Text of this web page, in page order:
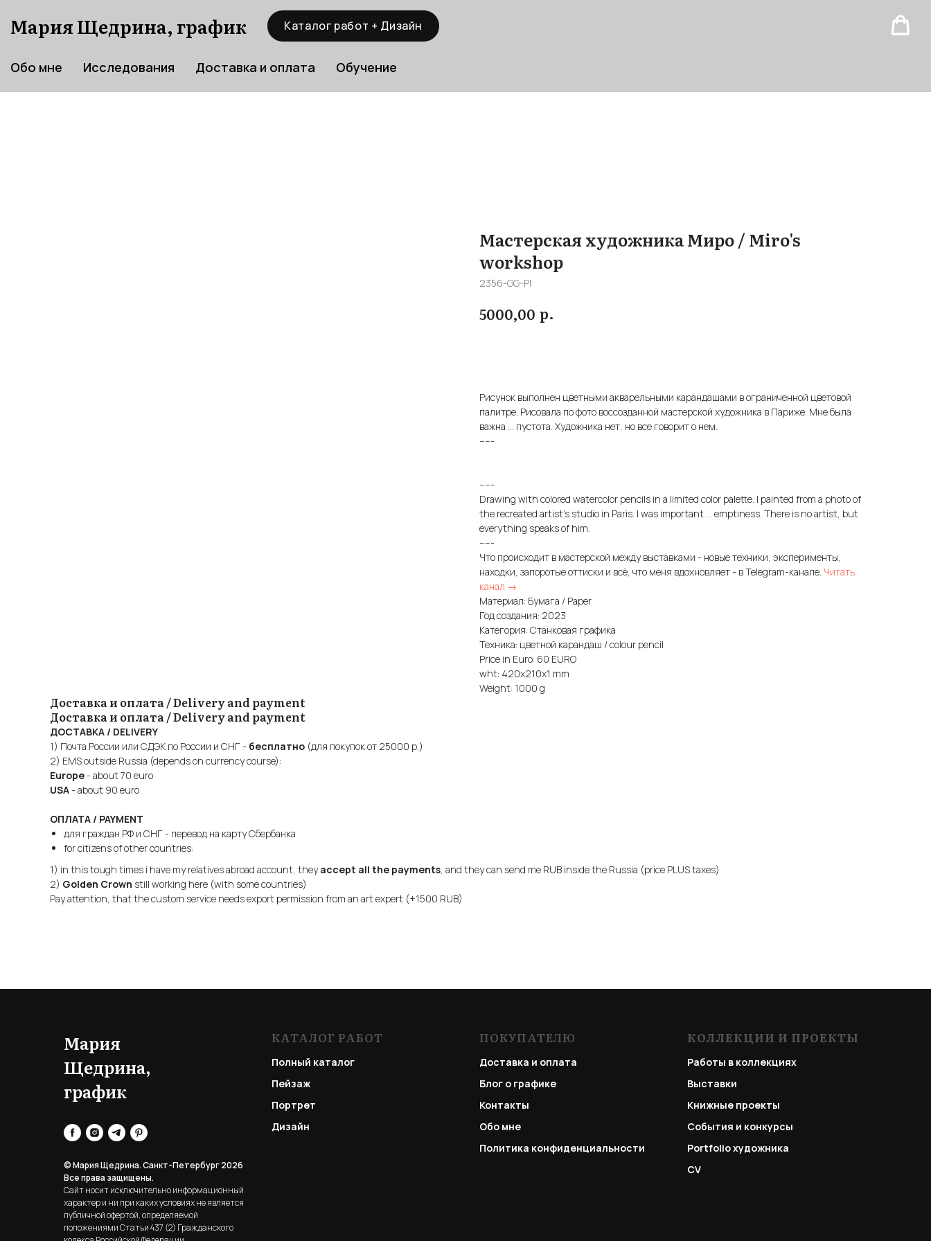
Мария Щедрина, график Каталог работ + Дизайн
Обо мне Исследования Доставка и оплата Обучение
Мастерская художника Миро / Miro's
workshop
2356-GG-Pl
5000,00 р.
Рисунок выполнен цветными акварельными карандашами в ограниченной цветовой
палитре. Рисовала по фото воссозданной мастерской художника в Париже. Мне была
важна ... пустота. Художника нет, но все говорит о нем.
-----
-----
Drawing with colored watercolor pencils in a limited color palette. I painted from a photo of
the recreated artist's studio in Paris. I was important ... emptiness. There is no artist, but
everything speaks of him.
-----
Что происходит в мастерской между выставками - новые техники, эксперименты,
находки, запоротые оттиски и всё, что меня вдохновляет - в Telegram-канале. Читать
канал →
Материал: Бумага / Paper
Год создания: 2023
Категория: Станковая графика
Техника: цветной карандаш / colour pencil
Price in Euro: 60 EURO
wht: 420x210x1 mm
Weight: 1000 g
Доставка и оплата / Delivery and payment
Доставка и оплата / Delivery and payment
ДОСТАВКА / DELIVERY
1) Почта России или СДЭК по России и СНГ - бесплатно (для покупок от 25000 р.)
2) EMS outside Russia (depends on currency course):
Europe- about 70 euro
USA- about 90 euro
ОПЛАТА / PAYMENT
для граждан РФ и СНГ - перевод на карту Сбербанка
for citizens of other countries:
1) in this tough times i have my relatives abroad account, theyaccept all the payments, and they can send me RUB inside the Russia (price PLUS taxes)
2) Golden Crown still working here (with some countries)
Pay attention, that the custom service needs export permission from an art expert (+1500 RUB)
Мария
Щедрина,
график
© Мария Щедрина. Санкт-Петербург 2026
Все права защищены.
Сайт носит исключительно информационный
характер и ни при каких условиях не является
публичной офертой, определяемой
положениями Статьи 437 (2) Гражданского
КАТАЛОГ РАБОТ
Полный каталог
Пейзаж
Портрет
Дизайн
ПОКУПАТЕЛЮ
Доставка и оплата
Блог о графике
Контакты
Обо мне
Политика конфиденциальности
КОЛЛЕКЦИИ И ПРОЕКТЫ
Работы в коллекциях
Выставки
Книжные проекты
События и конкурсы
Portfolioхудожника
CV